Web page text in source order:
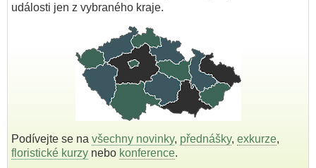
události jen z vybraného kraje.
Podívejte se na všechny novinky, přednášky, exkurze,
floristické kurzy nebo konference.